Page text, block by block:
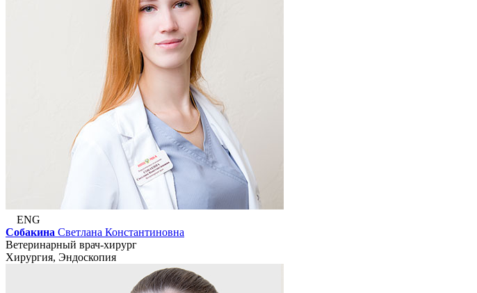
ENG
Собакина Светлана Константиновна
Ветеринарный врач-хирург
Хирургия, Эндоскопия